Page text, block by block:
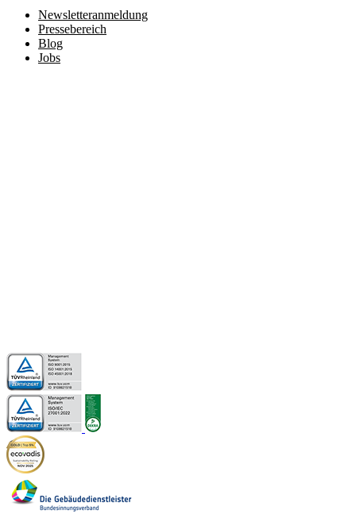
Newsletteranmeldung
Pressebereich
Blog
Jobs